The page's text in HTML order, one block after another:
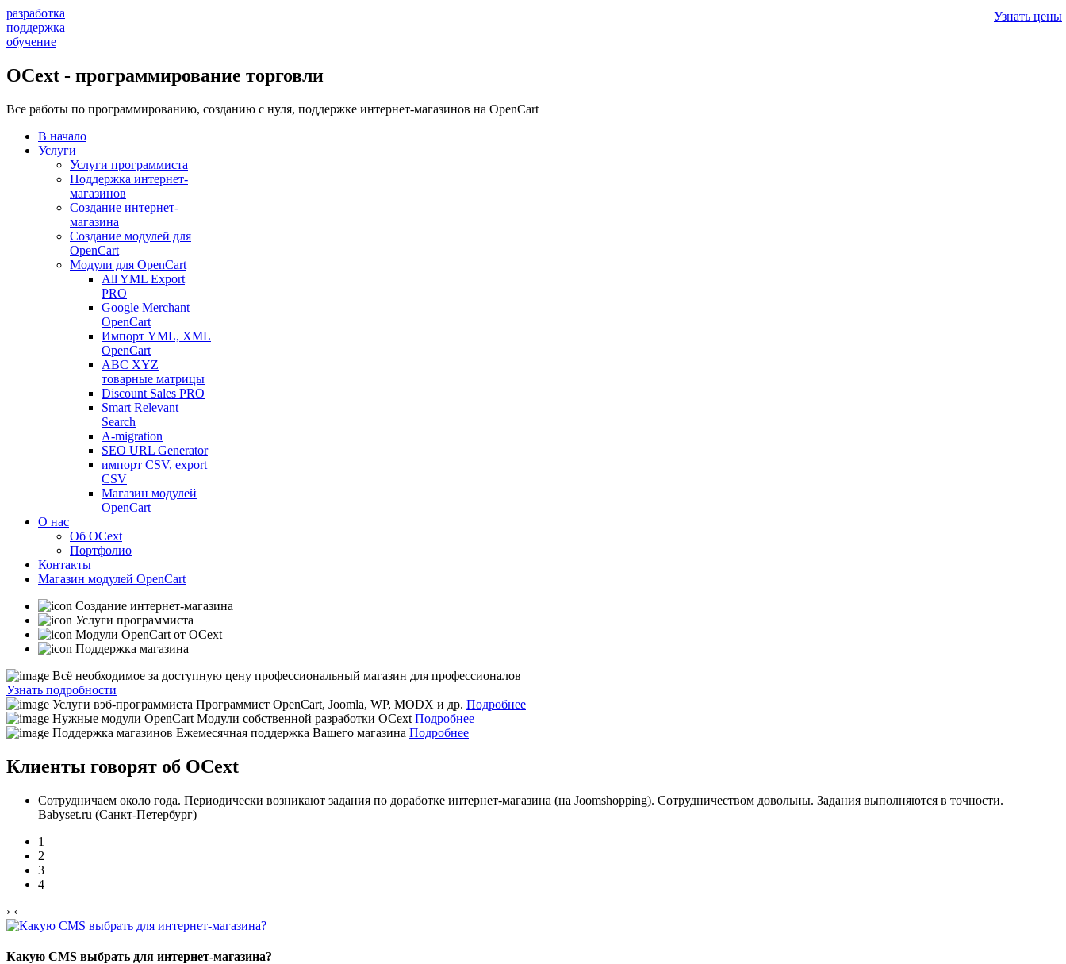
разработка
поддержка
обучение
OCext - программирование торговли
Все работы по программированию, созданию с нуля, поддержке интернет-магазинов на OpenCart
В начало
Услуги
Услуги программиста
Поддержка интернет-
магазинов
Создание интернет-
магазина
Создание модулей для
OpenCart
Модули для OpenCart
All YML Export
PRO
Google Merchant
OpenCart
Импорт YML, XML
OpenCart
ABC XYZ
товарные матрицы
Discount Sales PRO
Smart Relevant
Search
A-migration
SEO URL Generator
импорт CSV, export
CSV
Магазин модулей
OpenCart
О нас
Об OCext
Портфолио
Контакты
Магазин модулей OpenCart
Узнать цены
Создание интернет-магазина
Услуги программиста
Модули OpenCart от OCext
Поддержка магазина
Bсё необходимое за доступную цену профессиональный магазин для профессионалов
Узнать подробности
Услуги вэб-программиста Программист OpenCart, Joomla, WP, MODX и др. Подробнее
Нужные модули OpenCart Модули собственной разработки OCext Подробнее
Поддержка магазинов Ежемесячная поддержка Вашего магазина Подробнее
Клиенты говорят об OCext
Сотрудничаем около года. Периодически возникают задания по доработке интернет-магазина (на Joomshopping). Сотрудничеством довольны. Задания выполняются в точности.
Babyset.ru (Санкт-Петербург)
1
2
3
4
› ‹
Какую CMS выбрать для интернет-магазина?